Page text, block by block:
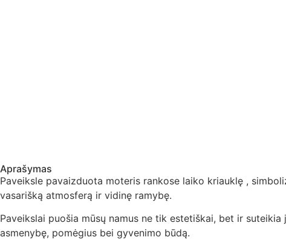
Aprašymas
Paveiksle pavaizduota moteris rankose laiko kriauklę ,
vasarišką atmosferą ir vidinę ramybę.
Paveikslai puošia mūsų namus ne tik estetiškai, bet ir
asmenybę, pomėgius bei gyvenimo būdą.